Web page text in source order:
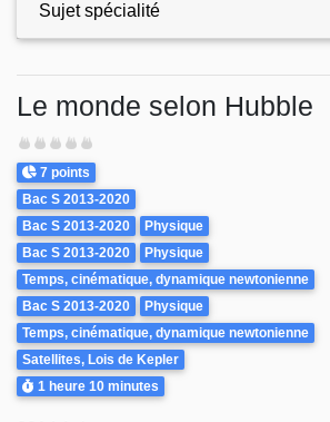
Sujet spécialité
Le monde selon Hubble
Difficulté
Points
7 points
Theme
Bac S 2013-2020
Bac S 2013-2020
Physique
Bac S 2013-2020
Physique
Temps, cinématique, dynamique newtonienne
Bac S 2013-2020
Physique
Temps, cinématique, dynamique newtonienne
Satellites, Lois de Kepler
Durée
1 heure 10 minutes